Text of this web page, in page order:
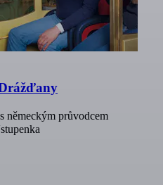
německým průvodcem